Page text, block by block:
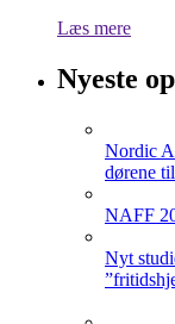
Læs mere
Nyeste
Nordic
dørene
NAFF
Nyt